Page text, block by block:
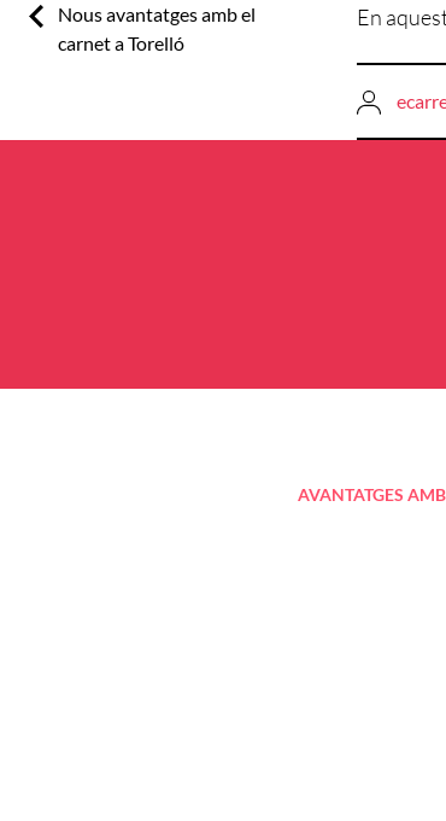
En
Previous:
Nous avantatges amb el
carnet a Torelló
AVANTATGES